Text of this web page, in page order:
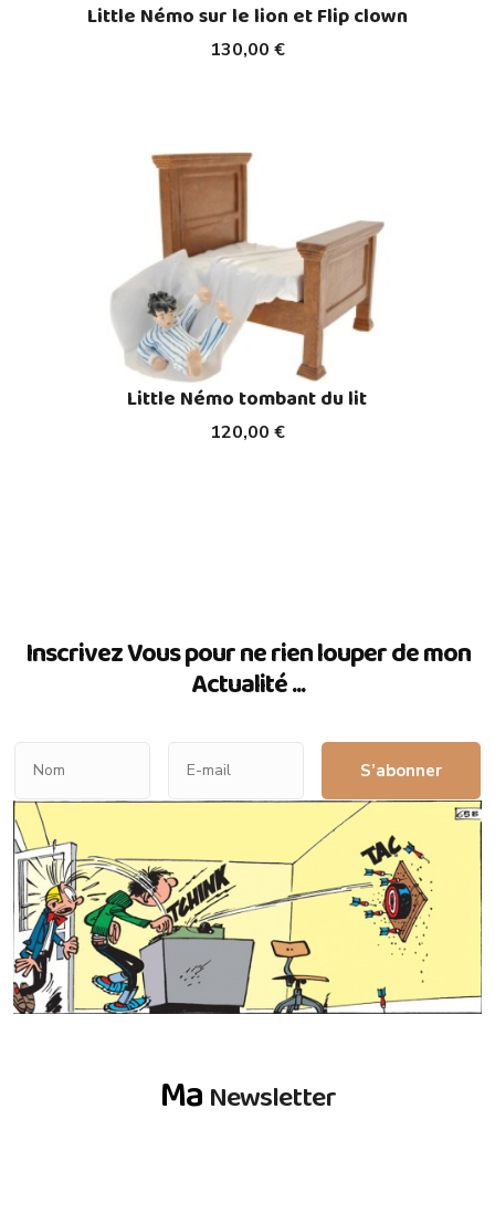
130,00 €
Little Némo sur le lion et Flip clown
120,00 €
Little Némo tombant du lit
Inscrivez Vous pour ne rien louper de mon
Actualité ...
S’abonner
Ma Newsletter